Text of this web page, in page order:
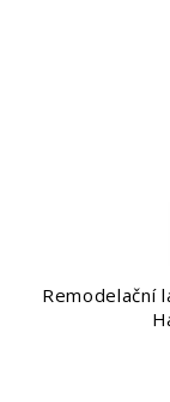
Remodelační